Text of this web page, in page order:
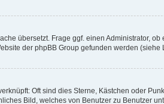
übersetzt. Frage ggf. einen Administrator,
der phpBB Group gefunden werden (siehe
Oft sind dies Sterne, Kästchen oder
Bild, welches von Benutzer zu Benutzer